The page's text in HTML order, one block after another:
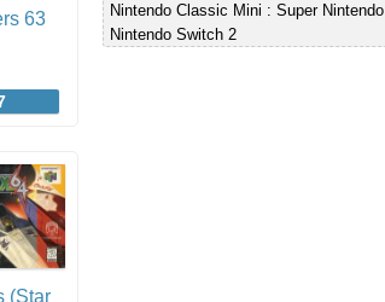
63
(Star
Nintendo Classic Mini : Super Nintendo
Nintendo Switch 2